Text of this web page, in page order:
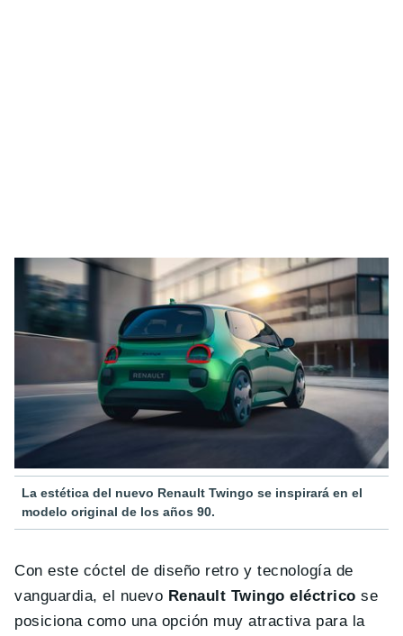
La estética del nuevo Renault Twingo se inspirará en el
modelo original de los años 90.
Con este cóctel de diseño retro y tecnología de
vanguardia, el nuevo Renault Twingo eléctrico se
posiciona como una opción muy atractiva para la